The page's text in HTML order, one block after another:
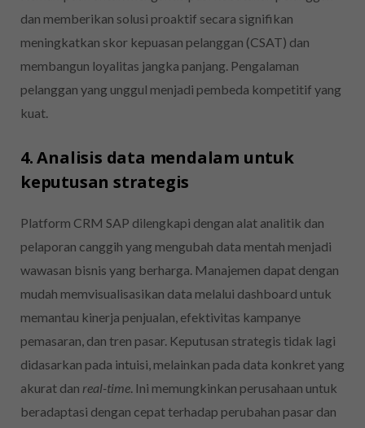
dan memberikan solusi proaktif secara signifikan
meningkatkan skor kepuasan pelanggan (CSAT) dan
membangun loyalitas jangka panjang. Pengalaman
pelanggan yang unggul menjadi pembeda kompetitif yang
kuat.
4. Analisis data mendalam untuk
keputusan strategis
Platform CRM SAP dilengkapi dengan alat analitik dan
pelaporan canggih yang mengubah data mentah menjadi
wawasan bisnis yang berharga. Manajemen dapat dengan
mudah memvisualisasikan data melalui dashboard untuk
memantau kinerja penjualan, efektivitas kampanye
pemasaran, dan tren pasar. Keputusan strategis tidak lagi
didasarkan pada intuisi, melainkan pada data konkret yang
akurat dan real-time . Ini memungkinkan perusahaan untuk
beradaptasi dengan cepat terhadap perubahan pasar dan